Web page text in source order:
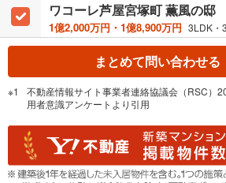
ワコーレ芦屋宮塚町 薫風の邸
1億2,000万円・1億8,900万円 3LDK・3LDK＋N ※Nは納
まとめて問い合わせる
不動産情報サイト事業者連絡協議会（RSC）
用者意識アンケートより引用